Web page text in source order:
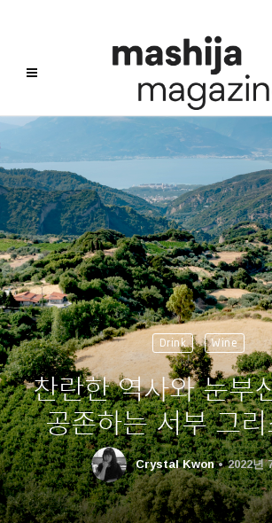
Drink Wine
찬란한 역사와 눈부
공존하는 서부 그
Crystal Kwon 2022년